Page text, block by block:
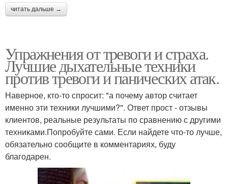
читать дальше →
Упражнения от тревоги и страха.
Лучшие дыхательные техники
против тревоги и панических атак.
Наверное, кто-то спросит: "а почему автор считает
именно эти техники лучшими?". Ответ прост - отзывы
клиентов, реальные результаты по сравнению с другими
техниками.Попробуйте сами. Если найдете что-то лучше,
обязательно сообщите в комментариях, буду
благодарен.